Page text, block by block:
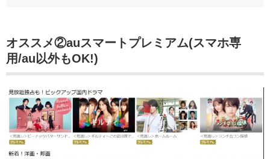
オススメ②auスマートプレミアム(スマホ専
用/au以外もOK!)